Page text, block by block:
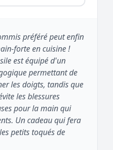
préféré peut enfin
forte en cuisine !
est équipé d'un
permettant de
les doigts, tandis que
les blessures
pour la main qui
Un cadeau qui fera
petits toqués de